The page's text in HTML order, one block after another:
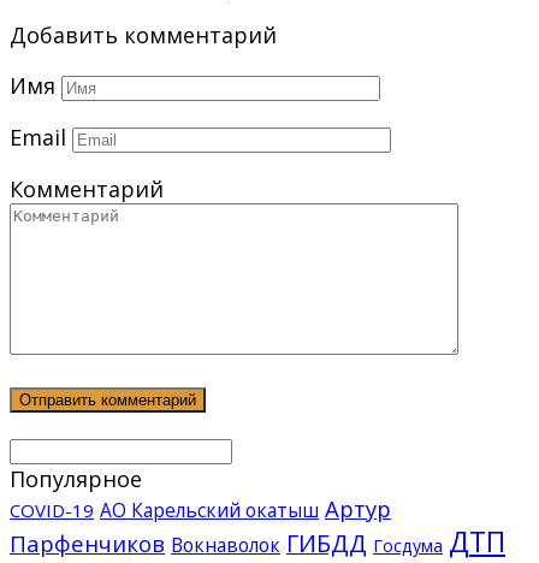
Добавить комментарий
Имя
Email
Комментарий
Популярное
COVID-19 АО Карельский окатыш Артур
Парфенчиков Вокнаволок ГИБДД Госдума ДТП